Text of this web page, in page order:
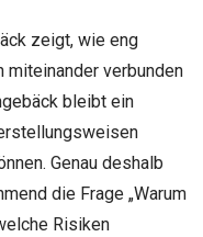
zeigt, wie eng
miteinander verbunden
bleibt ein
Genau deshalb
die Frage „Warum
Risiken